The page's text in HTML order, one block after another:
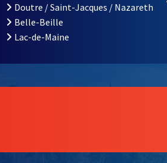
fenêtre
Doutre / Saint-Jacques / Nazareth
Belle-Beille
Lac-de-Maine